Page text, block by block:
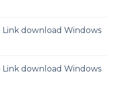
Link download Windows
Link download Windows